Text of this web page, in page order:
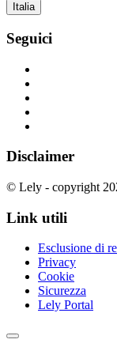
Italia
Seguici
Disclaimer
© Lely - copyright
Link utili
Esclusione di
Privacy
Cookie
Sicurezza
Lely Portal